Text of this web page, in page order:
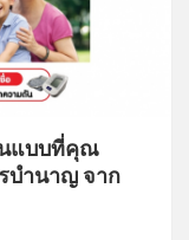
นแบบที่คุณ
บำนาญ จาก